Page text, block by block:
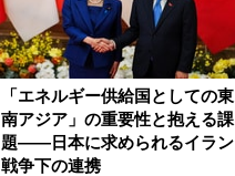
「エネルギー供給国としての東
南アジア」の重要性と抱える課
題――日本に求められるイラン
戦争下の連携